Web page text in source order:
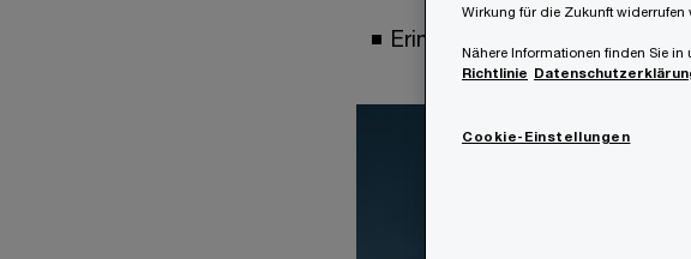
Erinnerung – Neuer FATCA
Wirkung für die Zukunft widerrufen
Nähere Informationen finden Sie
Richtlinie
Cookie-Einstellungen